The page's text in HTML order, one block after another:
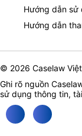
Hướng dẫn sử
Hướng dẫn
© 2026 Caselaw
Ghi rõ nguồn
sử dụng thông tin,